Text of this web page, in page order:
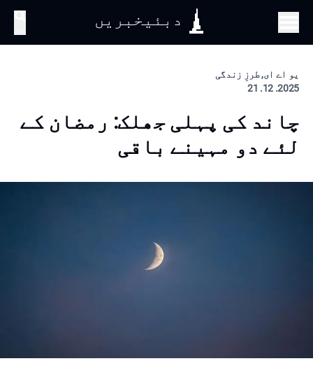
دبئیخبریں
یو اے ای, طرزِ زندگی
2025. 12. 21
چاند کی پہلی جھلک: رمضان کے
لئے دو مہینے باقی